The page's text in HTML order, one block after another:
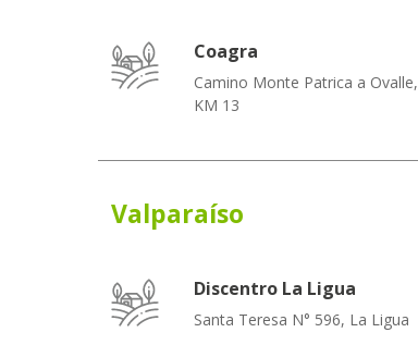
Coagra
Camino Monte Patrica a Ovalle,
KM 13
Valparaíso
Discentro La Ligua
Santa Teresa N° 596, La Ligua